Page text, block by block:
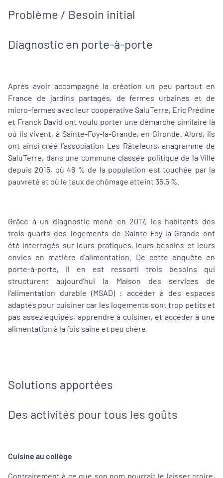
Problème / Besoin initial
Diagnostic en porte-à-porte
Après avoir accompagné la création un peu partout en
France de jardins partagés, de fermes urbaines et de
micro-fermes avec leur coopérative SaluTerre, Eric Prédine
et Franck David ont voulu porter une démarche similaire là
où ils vivent, à Sainte-Foy-la-Grande, en Gironde. Alors, ils
ont ainsi créé l’association Les Râteleurs, anagramme de
SaluTerre, dans une commune classée politique de la Ville
depuis 2015, où 46 % de la population est touchée par la
pauvreté et où le taux de chômage atteint 35,5 %.
Grâce à un diagnostic mené en 2017, les habitants des
trois-quarts des logements de Sainte-Foy-la-Grande ont
été interrogés sur leurs pratiques, leurs besoins et leurs
envies en matière d’alimentation. De cette enquête en
porte-à-porte, il en est ressorti trois besoins qui
structurent aujourd’hui la Maison des services de
l’alimentation durable (MSAD) : accéder à des espaces
adaptés pour cuisiner car les logements sont trop petits et
pas assez équipés, apprendre à cuisiner, et accéder à une
alimentation à la fois saine et peu chère.
Solutions apportées
Des activités pour tous les goûts
Cuisine au collège
Contrairement à ce que son nom pourrait le laisser croire,